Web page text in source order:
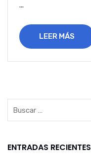
...
LEER MÁS
ENTRADAS RECIENTES